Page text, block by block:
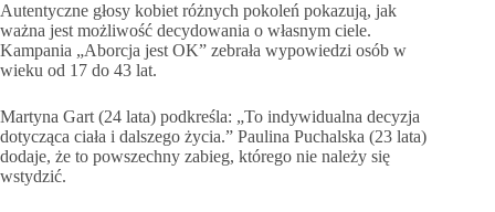
Autentyczne głosy kobiet różnych pokoleń pokazują, jak
ważna jest możliwość decydowania o własnym ciele.
Kampania „Aborcja jest OK” zebrała wypowiedzi osób w
wieku od 17 do 43 lat.
Martyna Gart (24 lata) podkreśla: „To indywidualna decyzja
dotycząca ciała i dalszego życia.” Paulina Puchalska (23 lata)
dodaje, że to powszechny zabieg, którego nie należy się
wstydzić.